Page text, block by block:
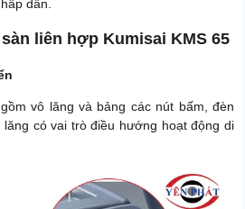
ắc
Chính hãng
dẫn.
liên hợp Kumisai KMS 65
vô lăng và bảng các nút bấm, đèn
có vai trò điều hướng hoạt động di